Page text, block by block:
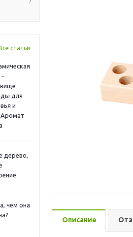
статьи
для
и
дерево,
чем она
Описание